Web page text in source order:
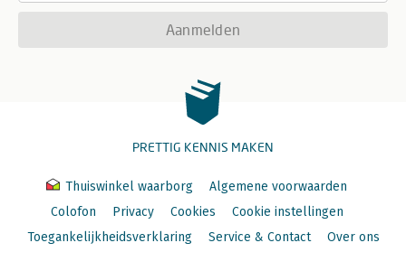
Aanmelden
PRETTIG KENNIS MAKEN
Thuiswinkel waarborg
Algemene voorwaarden
Colofon
Privacy Cookies
Cookie instellingen
Toegankelijkheidsverklaring
Service & Contact Over ons